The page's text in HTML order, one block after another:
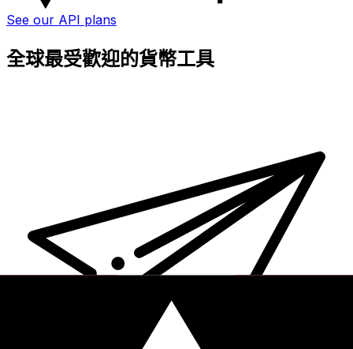
See our API plans
全球最受歡迎的貨幣工具